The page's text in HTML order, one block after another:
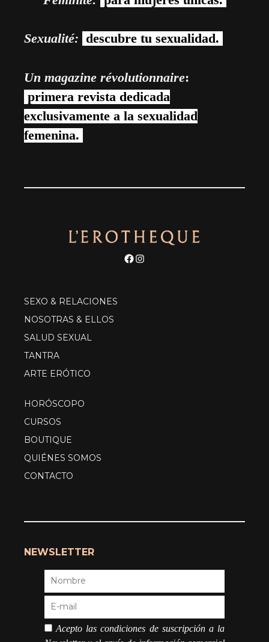
Sexualité: descubre tu sexualidad.
Un magazine révolutionnaire:
primera revista dedicada
exclusivamente a la sexualidad
femenina.
Facebook
Instagram
SEXO & RELACIONES
NOSOTRAS & ELLOS
SALUD SEXUAL
TANTRA
ARTE ERÓTICO
HORÓSCOPO
CURSOS
BOUTIQUE
QUIÉNES SOMOS
CONTACTO
NEWSLETTER
Acepto las condiciones de suscripción a la